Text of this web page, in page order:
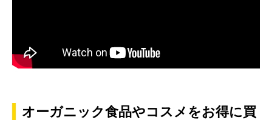
オーガニック食品やコスメをお得に買